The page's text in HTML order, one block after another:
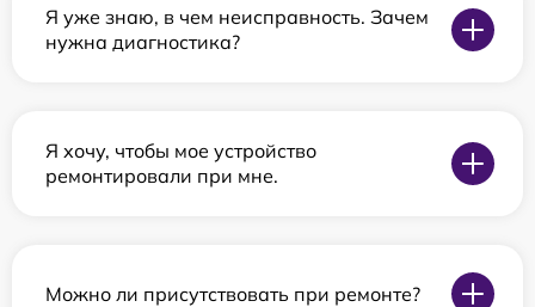
Я уже знаю, в чем неисправность. Зачем
нужна диагностика?
Я хочу, чтобы мое устройство
ремонтировали при мне.
Можно ли присутствовать при ремонте?